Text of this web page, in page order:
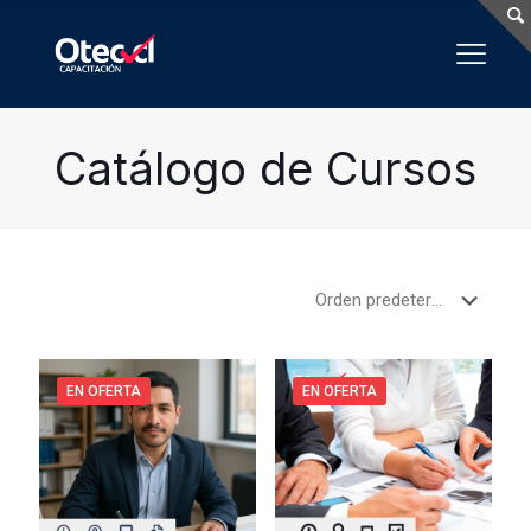
Catálogo de Cursos
EN OFERTA EN OFERTA